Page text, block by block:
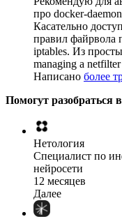
про docker-
Касательно
правил файрвола
iptables. Из
managing a
Написано более
Помогут разобраться
Нетология
Специалист по
нейросети
12 месяцев
Далее